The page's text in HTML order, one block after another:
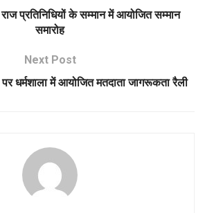
प्रतिनिधियों के सम्मान में आयोजित सम्मान
समारोह
Next Post
पर धर्मशाला में आयोजित मतदाता जागरूकता रैली